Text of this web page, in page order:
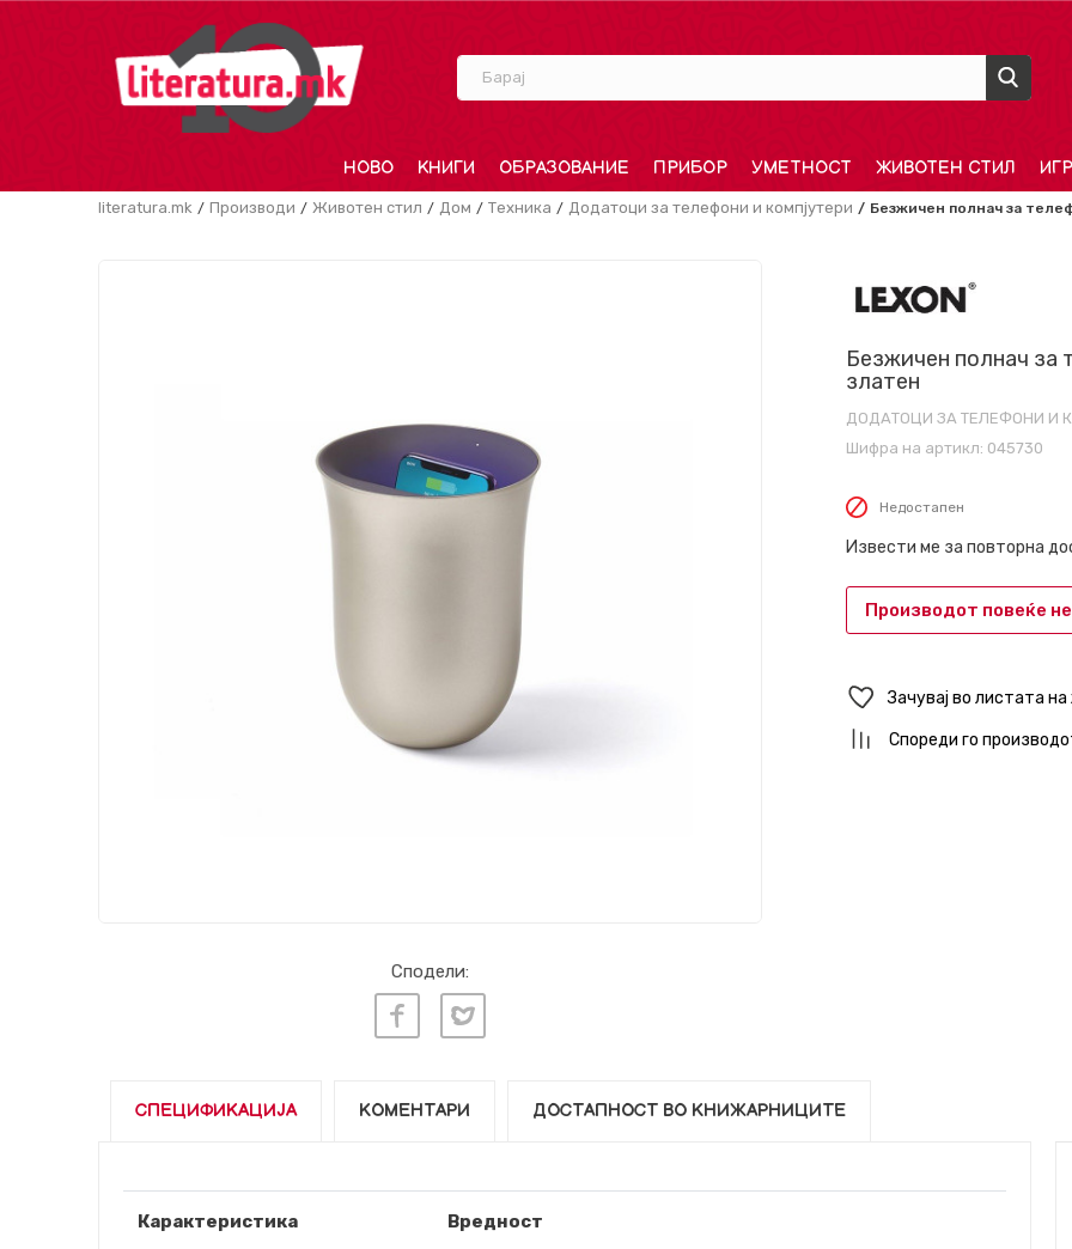
Барај
НОВО КНИГИ ОБРАЗОВАНИЕ ПРИБОР УМЕТНОСТ ЖИВОТЕН СТИЛ
literatura.mk Производи Животен стил Дом Техника Додатоци за телефони и компјутери Безжичен полнач за
Сподели:
Безжичен полнач за
златен
ДОДАТОЦИ ЗА ТЕЛЕФОНИ И
Шифра на артикл: 045730
Недостапен
Извести ме за повторна
Производот повеќе
Зачувај во листата
Спореди го
СПЕЦИФИКАЦИЈА КОМЕНТАРИ ДОСТАПНОСТ ВО КНИЖАРНИЦИТЕ
Карактеристика Вредност